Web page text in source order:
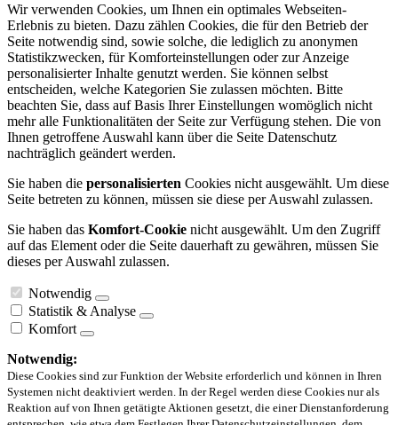
Wir verwenden Cookies, um Ihnen ein optimales Webseiten-
Erlebnis zu bieten. Dazu zählen Cookies, die für den Betrieb der
Seite notwendig sind, sowie solche, die lediglich zu anonymen
Statistikzwecken, für Komforteinstellungen oder zur Anzeige
personalisierter Inhalte genutzt werden. Sie können selbst
entscheiden, welche Kategorien Sie zulassen möchten. Bitte
beachten Sie, dass auf Basis Ihrer Einstellungen womöglich nicht
mehr alle Funktionalitäten der Seite zur Verfügung stehen. Die von
Ihnen getroffene Auswahl kann über die Seite Datenschutz
nachträglich geändert werden.
Sie haben die personalisierten Cookies nicht ausgewählt. Um diese
Seite betreten zu können, müssen sie diese per Auswahl zulassen.
Sie haben das Komfort-Cookie nicht ausgewählt. Um den Zugriff
auf das Element oder die Seite dauerhaft zu gewähren, müssen Sie
dieses per Auswahl zulassen.
Notwendig
Statistik & Analyse
Komfort
Notwendig:
Diese Cookies sind zur Funktion der Website erforderlich und können in Ihren
Systemen nicht deaktiviert werden. In der Regel werden diese Cookies nur als
Reaktion auf von Ihnen getätigte Aktionen gesetzt, die einer Dienstanforderung